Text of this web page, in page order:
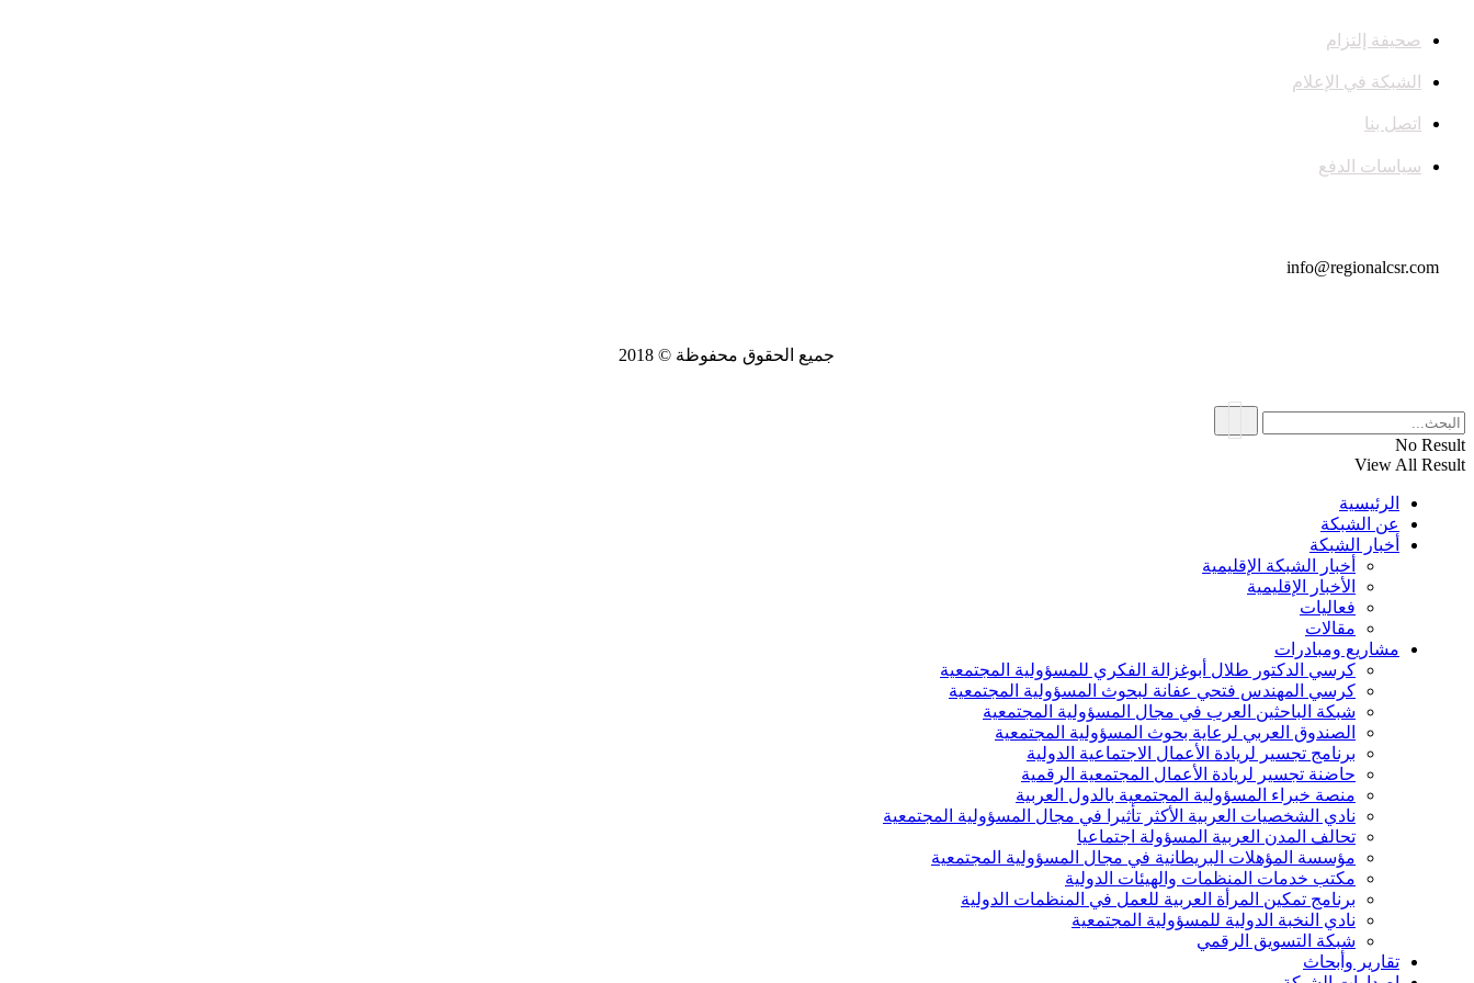
صحيفة إلتزام
الشبكة في الإعلام
اتصل بنا
سياسات الدفع
جميع الحقوق محفوظة © 2018
No Result
View All Result
الرئيسية
عن الشبكة
أخبار الشبكة
أخبار الشبكة الإقليمية
الأخبار الإقليمية
فعاليات
مقالات
مشاريع ومبادرات
كرسي الدكتور طلال أبوغزالة الفكري للمسؤولية المجتمعية
كرسي المهندس فتحي عفانة لبحوث المسؤولية المجتمعية
شبكة الباحثين العرب في مجال المسؤولية المجتمعية
الصندوق العربي لرعاية بحوث المسؤولية المجتمعية
برنامج تجسير لريادة الأعمال الاجتماعية الدولية
حاضنة تجسير لريادة الأعمال المجتمعية الرقمية
منصة خبراء المسؤولية المجتمعية بالدول العربية
نادي الشخصيات العربية الأكثر تأثيرا في مجال المسؤولية المجتمعية
تحالف المدن العربية المسؤولة اجتماعيا
مؤسسة المؤهلات البريطانية في مجال المسؤولية المجتمعية
مكتب خدمات المنظمات والهيئات الدولية
برنامج تمكين المرأة العربية للعمل في المنظمات الدولية
نادي النخبة الدولية للمسؤولية المجتمعية
شبكة التسويق الرقمي
تقارير وأبحاث